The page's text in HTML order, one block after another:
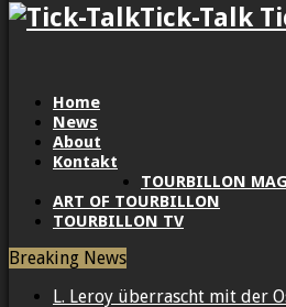
Tick-Talk
Home
News
About
Kontakt
TOURBILLON
ART OF TOURBILLON
TOURBILLON TV
Breaking News
L. Leroy überrascht mit der